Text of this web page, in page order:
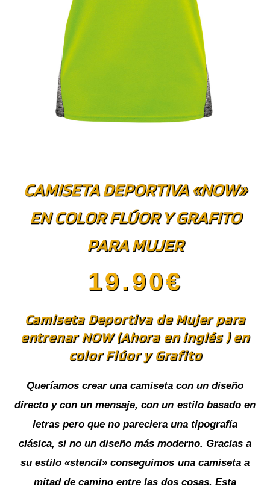
CAMISETA DEPORTIVA «NOW»
EN COLOR FLÚOR Y GRAFITO
PARA MUJER
19.90€
Camiseta Deportiva de Mujer para
entrenar NOW (Ahora en inglés ) en
color Flúor y Grafito
Queríamos crear una camiseta con un diseño
directo y con un mensaje, con un estilo basado en
letras pero que no pareciera una tipografía
clásica, si no un diseño más moderno. Gracias a
su estilo «stencil» conseguimos una camiseta a
mitad de camino entre las dos cosas. Esta